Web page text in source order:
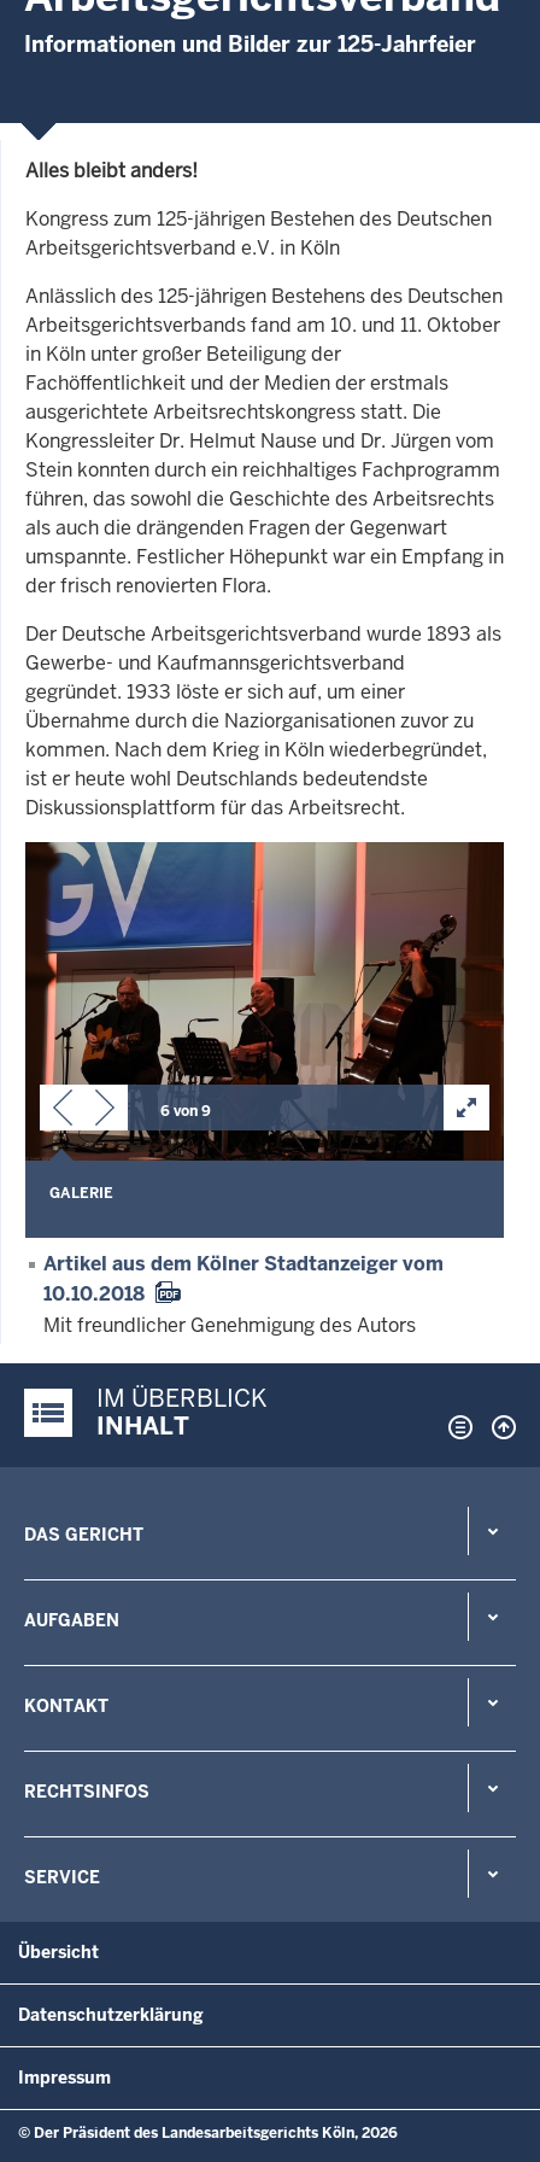
Informationen und Bilder zur 125-Jahrfeier
Alles bleibt anders!
Kongress zum 125-jährigen Bestehen des Deutschen
Arbeitsgerichtsverband e.V. in Köln
Anlässlich des 125-jährigen Bestehens des Deutschen
Arbeitsgerichtsverbands fand am 10. und 11. Oktober
in Köln unter großer Beteiligung der
Fachöffentlichkeit und der Medien der erstmals
ausgerichtete Arbeitsrechtskongress statt. Die
Kongressleiter Dr. Helmut Nause und Dr. Jürgen vom
Stein konnten durch ein reichhaltiges Fachprogramm
führen, das sowohl die Geschichte des Arbeitsrechts
als auch die drängenden Fragen der Gegenwart
umspannte. Festlicher Höhepunkt war ein Empfang in
der frisch renovierten Flora.
Der Deutsche Arbeitsgerichtsverband wurde 1893 als
Gewerbe- und Kaufmannsgerichtsverband
gegründet. 1933 löste er sich auf, um einer
Übernahme durch die Naziorganisationen zuvor zu
kommen. Nach dem Krieg in Köln wiederbegründet,
ist er heute wohl Deutschlands bedeutendste
Diskussionsplattform für das Arbeitsrecht.
6 von 9
GALERIE
Artikel aus dem Kölner Stadtanzeiger vom
10.10.2018
Mit freundlicher Genehmigung des Autors
Justiz-Portal im Überblick:
IM ÜBERBLICK
INHALT
DAS GERICHT
AUFGABEN
KONTAKT
RECHTSINFOS
SERVICE
Übersicht
Datenschutzerklärung
Impressum
© Der Präsident des Landesarbeitsgerichts Köln, 2026